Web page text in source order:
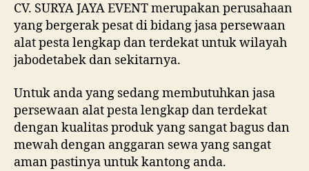
CV. SURYA JAYA EVENT merupakan perusahaan
yang bergerak pesat di bidang jasa persewaan
alat pesta lengkap dan terdekat untuk wilayah
jabodetabek dan sekitarnya.
Untuk anda yang sedang membutuhkan jasa
persewaan alat pesta lengkap dan terdekat
dengan kualitas produk yang sangat bagus dan
mewah dengan anggaran sewa yang sangat
aman pastinya untuk kantong anda.